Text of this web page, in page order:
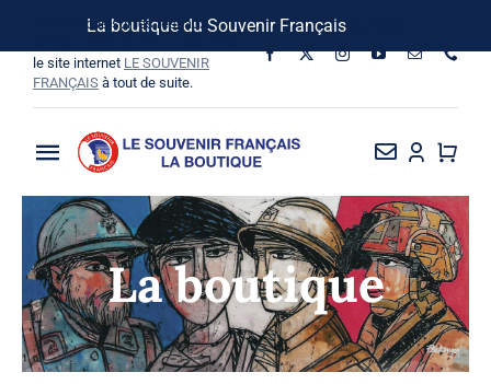
La boutique du Souvenir Français
contenu
Suivez-nous sur les réseaux
le site internet LE SOUVENIR
FRANÇAIS à tout de suite.
Toggle
Navigation
La Boutique
Vins SF-Bardins
Boîte à idées
La boutique